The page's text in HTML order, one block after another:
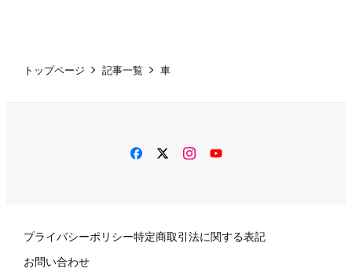
トップページ 記事一覧 車
facebooktwitterinstagram
YouTube
プライバシーポリシー特定商取引法に関する表記
お問い合わせ